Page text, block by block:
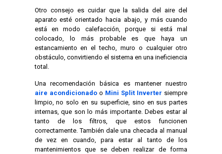
Otro consejo es cuidar que la salida del aire del
aparato esté orientado hacia abajo, y más cuando
está en modo calefacción, porque si está mal
colocado, lo más probable es que haya un
estancamiento en el techo, muro o cualquier otro
obstáculo, convirtiendo el sistema en una ineficiencia
total.
Una recomendación básica es mantener nuestro
aire acondicionadoo Mini Split Inverter siempre
limpio, no solo en su superficie, sino en sus partes
internas, que son lo más importante. Debes estar al
tanto de los filtros, que estos funcionen
correctamente. También dale una checada al manual
de vez en cuando, para estar al tanto de los
mantenimientos que se deben realizar de forma